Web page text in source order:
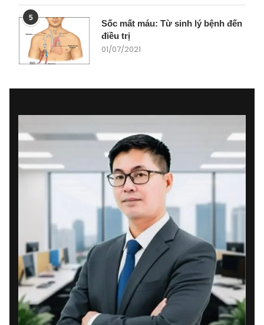
5
Sốc mất máu: Từ sinh lý bệnh đến
điều trị
01/07/2021